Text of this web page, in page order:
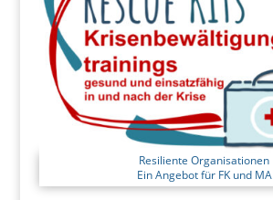
Resiliente Organisationen
Ein Angebot für FK und MA